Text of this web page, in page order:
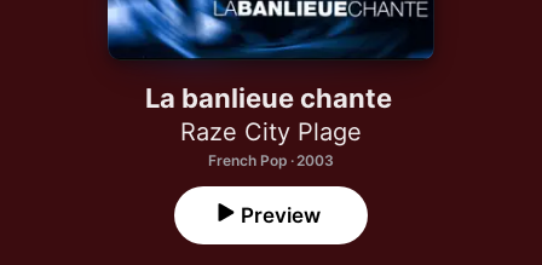
La banlieue chante
Raze City Plage
French Pop · 2003
Preview